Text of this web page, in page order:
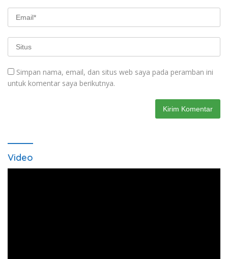
Simpan nama, email, dan situs web saya pada peramban ini
untuk komentar saya berikutnya.
Video